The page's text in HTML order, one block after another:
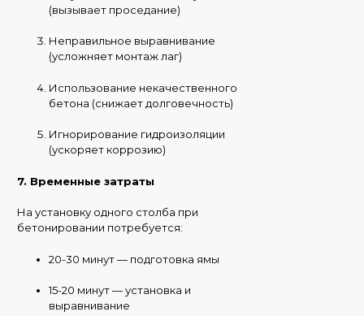
(вызывает проседание)
Неправильное выравнивание
(усложняет монтаж лаг)
Использование некачественного
бетона (снижает долговечность)
Игнорирование гидроизоляции
(ускоряет коррозию)
7. Временные затраты
На установку одного столба при
бетонировании потребуется:
20-30 минут — подготовка ямы
15-20 минут — установка и
выравнивание